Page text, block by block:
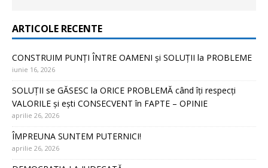
ARTICOLE RECENTE
CONSTRUIM PUNȚI ÎNTRE OAMENI și SOLUȚII la PROBLEME
iunie 16, 2026
SOLUȚII se GĂSESC la ORICE PROBLEMĂ când îți respecți
VALORILE și ești CONSECVENT în FAPTE – OPINIE
aprilie 26, 2026
ÎMPREUNA SUNTEM PUTERNICI!
aprilie 26, 2026